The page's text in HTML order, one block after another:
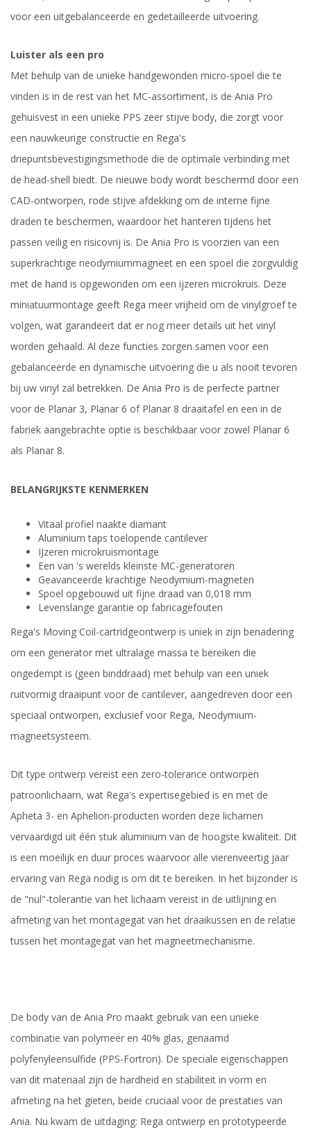
voor een uitgebalanceerde en gedetailleerde uitvoering.
Luister als een pro
Met behulp van de unieke handgewonden micro-spoel die te
vinden is in de rest van het MC-assortiment, is de Ania Pro
gehuisvest in een unieke PPS zeer stijve body, die zorgt voor
een nauwkeurige constructie en Rega's
driepuntsbevestigingsmethode die de optimale verbinding met
de head-shell biedt. De nieuwe body wordt beschermd door een
CAD-ontworpen, rode stijve afdekking om de interne fijne
draden te beschermen, waardoor het hanteren tijdens het
passen veilig en risicovrij is. De Ania Pro is voorzien van een
superkrachtige neodymiummagneet en een spoel die zorgvuldig
met de hand is opgewonden om een ijzeren microkruis. Deze
miniatuurmontage geeft Rega meer vrijheid om de vinylgroef te
volgen, wat garandeert dat er nog meer details uit het vinyl
worden gehaald. Al deze functies zorgen samen voor een
gebalanceerde en dynamische uitvoering die u als nooit tevoren
bij uw vinyl zal betrekken. De Ania Pro is de perfecte partner
voor de Planar 3, Planar 6 of Planar 8 draaitafel en een in de
fabriek aangebrachte optie is beschikbaar voor zowel Planar 6
als Planar 8.
BELANGRIJKSTE KENMERKEN
Vitaal profiel naakte diamant
Aluminium taps toelopende cantilever
IJzeren microkruismontage
Een van 's werelds kleinste MC-generatoren
Geavanceerde krachtige Neodymium-magneten
Spoel opgebouwd uit fijne draad van 0,018 mm
Levenslange garantie op fabricagefouten
Rega's Moving Coil-cartridgeontwerp is uniek in zijn benadering
om een generator met ultralage massa te bereiken die
ongedempt is (geen binddraad) met behulp van een uniek
ruitvormig draaipunt voor de cantilever, aangedreven door een
speciaal ontworpen, exclusief voor Rega, Neodymium-
magneetsysteem.
Dit type ontwerp vereist een zero-tolerance ontworpen
patroonlichaam, wat Rega's expertisegebied is en met de
Apheta 3- en Aphelion-producten worden deze lichamen
vervaardigd uit één stuk aluminium van de hoogste kwaliteit. Dit
is een moeilijk en duur proces waarvoor alle vierenveertig jaar
ervaring van Rega nodig is om dit te bereiken. In het bijzonder is
de "nul"-tolerantie van het lichaam vereist in de uitlijning en
afmeting van het montagegat van het draaikussen en de relatie
tussen het montagegat van het magneetmechanisme.
De body van de Ania Pro maakt gebruik van een unieke
combinatie van polymeer en 40% glas, genaamd
polyfenyleensulfide (PPS-Fortron). De speciale eigenschappen
van dit materiaal zijn de hardheid en stabiliteit in vorm en
afmeting na het gieten, beide cruciaal voor de prestaties van
Ania. Nu kwam de uitdaging: Rega ontwierp en prototypeerde